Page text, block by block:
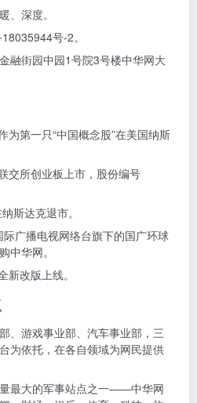
、深度。
号-2。
融街园中园1号院3号楼中华网大
为第一只“中国概念股”在美国纳斯
交所创业板上市，股份编号
斯达克退市。
广播电视网络台旗下的国广环球
中华网。
改版上线。
、游戏事业部、汽车事业部，三
为依托，在各自领域为网民提供
最大的军事站点之一——中华网